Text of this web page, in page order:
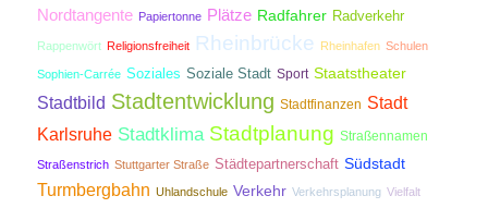
Nordtangente Papiertonne Plätze Radfahrer Radverkehr
Rappenwört Religionsfreiheit Rheinbrücke Rheinhafen Schulen
Sophien-Carrée Soziales Soziale Stadt Sport Staatstheater
Stadtbild Stadtentwicklung Stadtfinanzen Stadt
Karlsruhe Stadtklima Stadtplanung Straßennamen
Straßenstrich Stuttgarter Straße Städtepartnerschaft Südstadt
Turmbergbahn Uhlandschule Verkehr Verkehrsplanung Vielfalt